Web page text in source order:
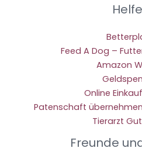
Feed A Dog –
Amazon
Online
Patenschaft
Tierarzt
Freunde